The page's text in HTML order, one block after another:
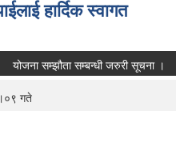
हार्दिक स्वागत
सम्झौता सम्बन्धी जरुरी सूचना ।
गते